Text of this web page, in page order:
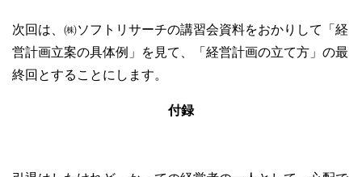
次回は、㈱ソフトリサーチの講習会資料をおかりして「経
営計画立案の具体例」を見て、「経営計画の立て方」の最
終回とすることにします。
付録